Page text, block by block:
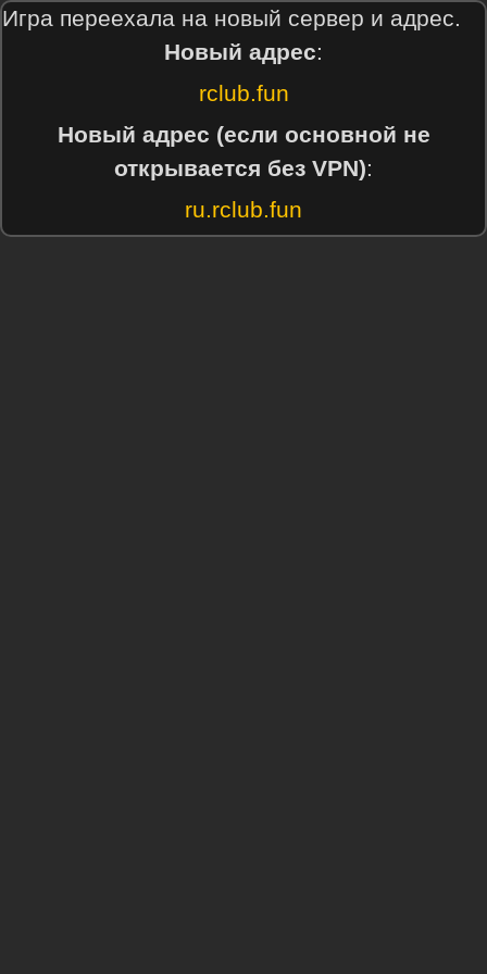
Игра переехала на новый сервер и адрес.
Новый адрес:
rclub.fun
Новый адрес (если основной не
открывается без VPN):
ru.rclub.fun